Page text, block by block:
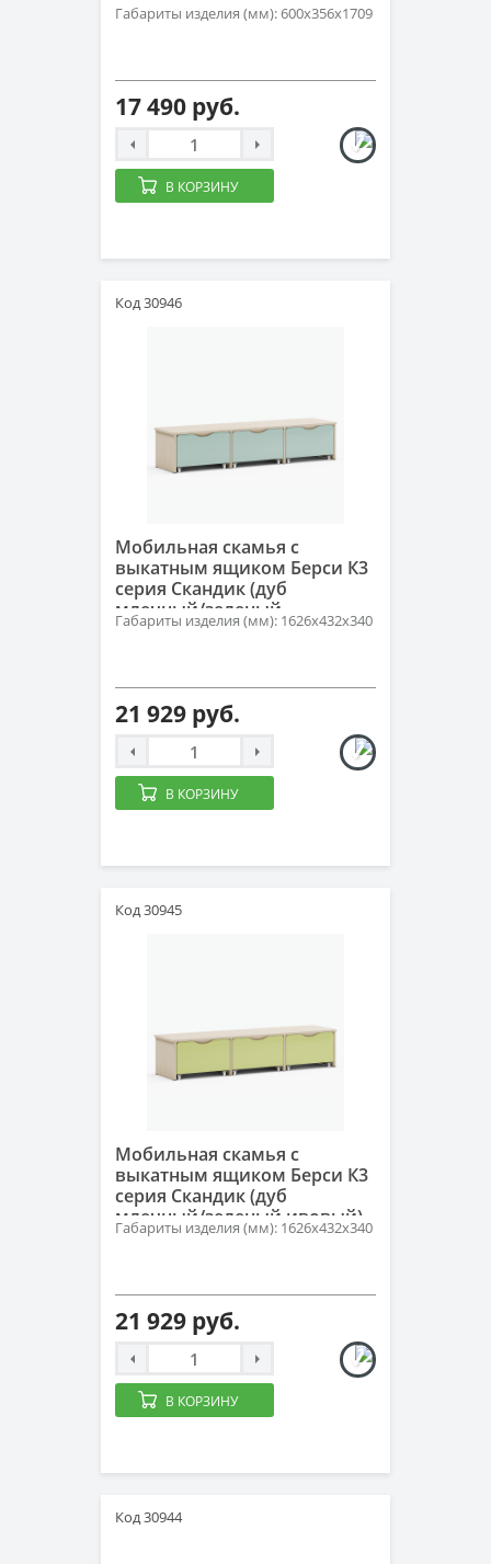
Габариты изделия (мм): 600х356х1709
17 490 руб.
В КОРЗИНУ
Код 30946
Мобильная скамья с
выкатным ящиком Берси К3
серия Скандик (дуб
млечный/зеленый
ментоловый)
Габариты изделия (мм): 1626х432х340
21 929 руб.
В КОРЗИНУ
Код 30945
Мобильная скамья с
выкатным ящиком Берси К3
серия Скандик (дуб
млечный/зеленый ивовый)
Габариты изделия (мм): 1626х432х340
21 929 руб.
В КОРЗИНУ
Код 30944